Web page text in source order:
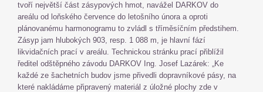
tvoří největší část zásypových hmot, navážel DARKOV do
areálu od loňského července do letošního února a oproti
plánovanému harmonogramu to zvládl s tříměsíčním předstihem.
Zásyp jam hlubokých 903, resp. 1 088 m, je hlavní fází
likvidačních prací v areálu. Technickou stránku prací přiblížil
ředitel odštěpného závodu DARKOV Ing. Josef Lazárek: „Ke
každé ze šachetních budov jsme přivedli dopravníkové pásy, na
které nakládáme připravený materiál z úložné plochy zde v